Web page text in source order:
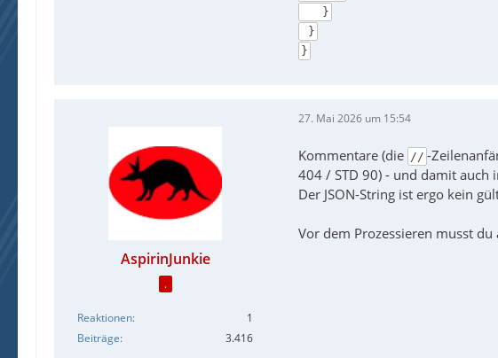
}
}
}
AspirinJunkie
.
Reaktionen
1
Beiträge
3.416
27. Mai 2026 um 15:54
Kommentare (die // -
404 / STD 90) - und damit auch
Der JSON-String ist ergo kein
Vor dem Prozessieren musst